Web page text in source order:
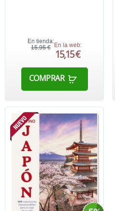
En tienda:
15,95 € En la web:
15,15 €
COMPRAR